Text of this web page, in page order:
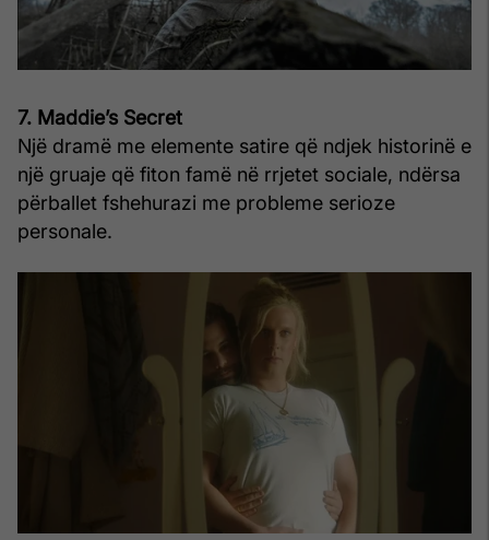
7. Maddie’s Secret
Një dramë me elemente satire që ndjek historinë e
një gruaje që fiton famë në rrjetet sociale, ndërsa
përballet fshehurazi me probleme serioze
personale.